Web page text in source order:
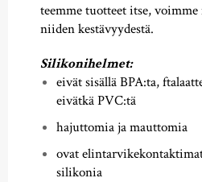
teemme tuotteet itse,
niiden kestävyydestä.
Silikonihelmet:
eivät sisällä BPA:ta,
eivätkä PVC:tä
hajuttomia ja mauttomia
ovat
silikonia